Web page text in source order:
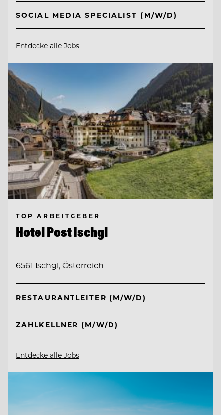
SOCIAL MEDIA SPECIALIST (M/W/D)
Entdecke alle Jobs
TOP ARBEITGEBER
Hotel Post Ischgl
6561 Ischgl, Österreich
RESTAURANTLEITER (M/W/D)
ZAHLKELLNER (M/W/D)
Entdecke alle Jobs